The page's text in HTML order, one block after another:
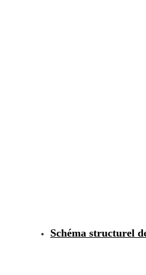
Schéma structurel